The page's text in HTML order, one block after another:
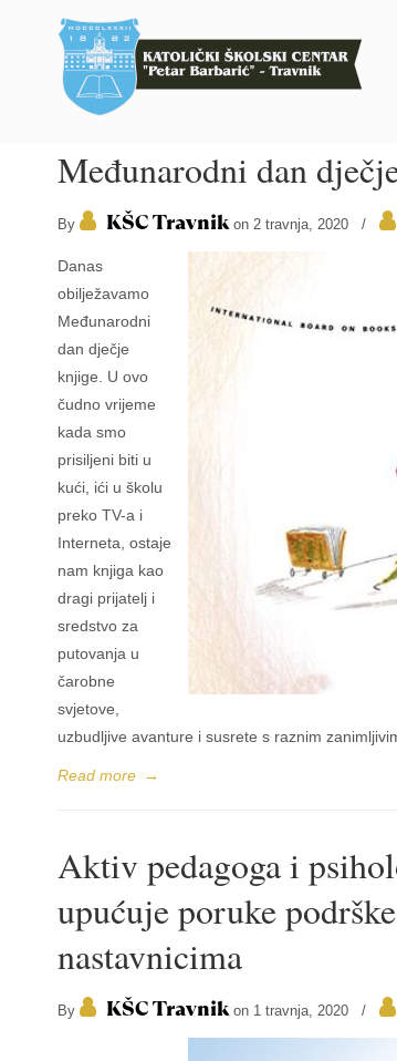
Međunarodni dan
By KŠC Travnikon 2 travnja, 2020 /
Danas
obilježavamo
Međunarodni
dan dječje
knjige. U ovo
čudno vrijeme
kada smo
prisiljeni biti u
kući, ići u školu
preko TV-a i
Interneta, ostaje
nam knjiga kao
dragi prijatelj i
sredstvo za
putovanja u
čarobne
svjetove,
uzbudljive avanture i susrete s raznim
Read more →
Aktiv pedagoga i
upućuje poruke
nastavnicima
By KŠC Travnikon 1 travnja, 2020 /